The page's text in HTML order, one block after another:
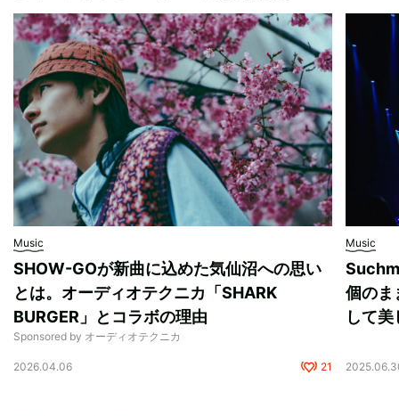
Music
SHOW-GOが新曲に込めた気仙沼への思い
とは。オーディオテクニカ「SHARK
BURGER」とコラボの理由
Sponsored by オーディオテクニカ
2026.04.06 21
Music
個のま
して美